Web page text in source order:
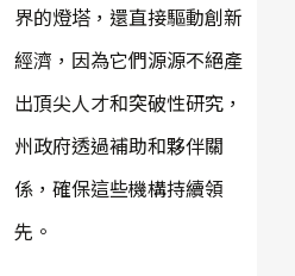
界的燈塔，還直接驅動創新
經濟，因為它們源源不絕產
出頂尖人才和突破性研究，
州政府透過補助和夥伴關
係，確保這些機構持續領
先。